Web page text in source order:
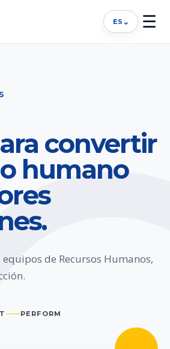
ES ⌄ ☰
convertir
humano
de Recursos Humanos,
PERFORM